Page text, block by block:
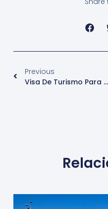
Previous
Visa De Turismo Para Venezolanos – Chile (Nuevo Junio 2019)